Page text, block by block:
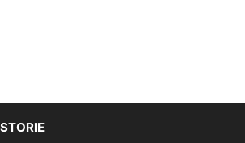
STORIE